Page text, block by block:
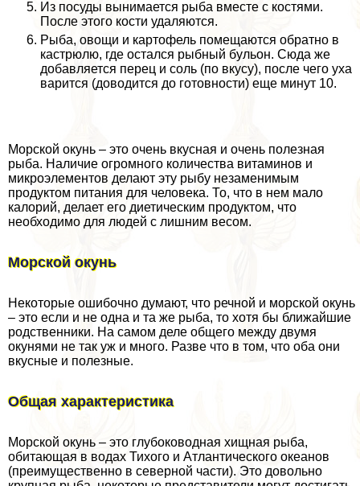
Из посуды вынимается рыба вместе с костями.
После этого кости удаляются.
Рыба, овощи и картофель помещаются обратно в
кастрюлю, где остался рыбный бульон. Сюда же
добавляется перец и соль (по вкусу), после чего уха
варится (доводится до готовности) еще минут 10.
Морской окунь – это очень вкусная и очень полезная
рыба. Наличие огромного количества витаминов и
микроэлементов делают эту рыбу незаменимым
продуктом питания для человека. То, что в нем мало
калорий, делает его диетическим продуктом, что
необходимо для людей с лишним весом.
Морской окунь
Некоторые ошибочно думают, что речной и морской окунь
– это если и не одна и та же рыба, то хотя бы ближайшие
родственники. На самом деле общего между двумя
окунями не так уж и много. Разве что в том, что оба они
вкусные и полезные.
Общая хаpaктеристика
Морской окунь – это глубоководная хищная рыба,
обитающая в водах Тихого и Атлантического океанов
(преимущественно в северной части). Это довольно